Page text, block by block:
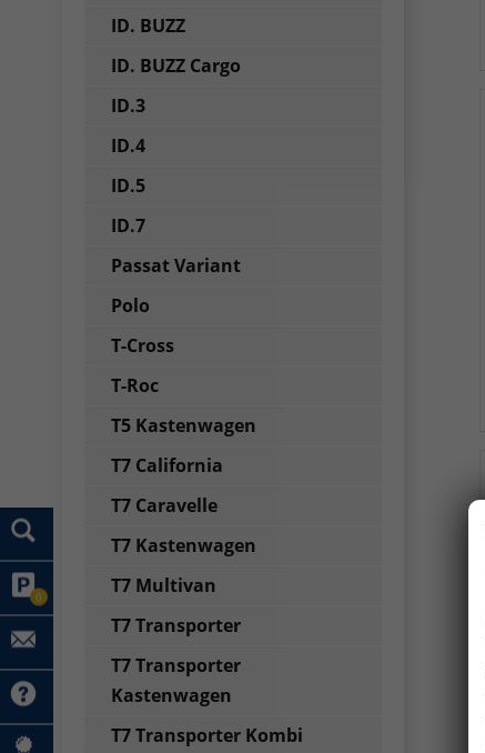
0
ID. BUZZ
ID. BUZZ Cargo
ID.3
ID.4
ID.5
ID.7
Passat Variant
Polo
T-Cross
T-Roc
T5 Kastenwagen
T7 California
T7 Caravelle
T7 Kastenwagen
T7 Multivan
T7 Transporter
T7 Transporter
Kastenwagen
T7 Transporter Kombi